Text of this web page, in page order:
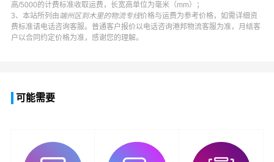
高/5000的计费标准收取运费，长宽高单位为毫米（mm）；
3、本站所列由端州区到木里的物流专线价格与运费为参考价格，如需详细资
费标准请电话咨询客服。普通客户报价以电话咨询港邦物流客服为准，月结客
户以合同约定价格为准，感谢您的理解。
可能需要